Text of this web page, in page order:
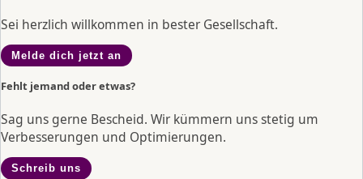
Sei herzlich willkommen in bester Gesellschaft.
Melde dich jetzt an
Fehlt jemand oder etwas?
Sag uns gerne Bescheid. Wir kümmern uns stetig um
Verbesserungen und Optimierungen.
Schreib uns